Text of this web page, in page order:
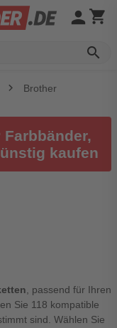
search
person shopping_cart
Brother
Farbbänder,
kaufen
, passend für Ihren
Sie 118 kompatible
sind. Wählen Sie